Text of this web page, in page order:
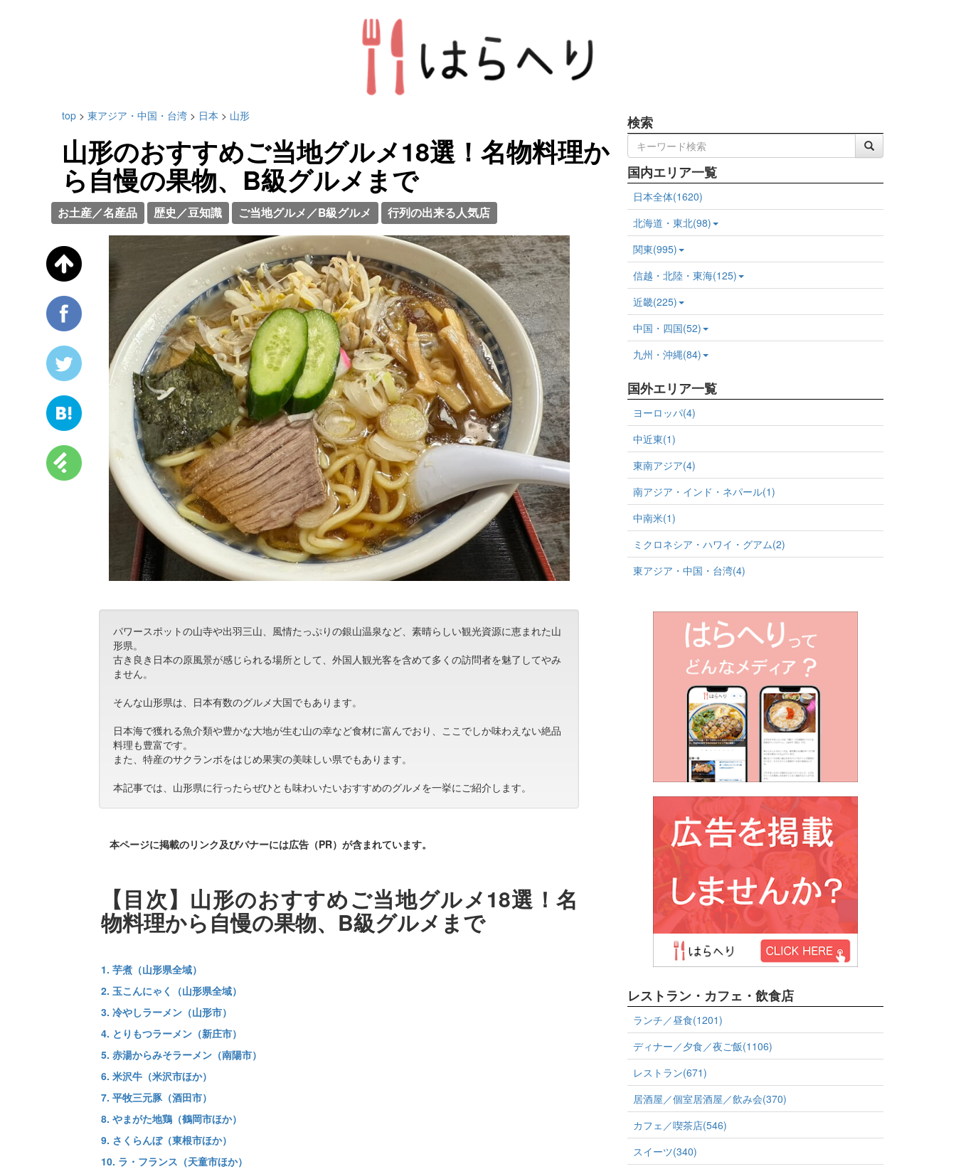
top > 東アジア・中国・台湾 > 日本 > 山形
山形のおすすめご当地グルメ18選！名物料理か
ら自慢の果物、B級グルメまで
お土産／名産品 歴史／豆知識 ご当地グルメ／B級グルメ 行列の出来る人気店
パワースポットの山寺や出羽三山、風情たっぷりの銀山温泉など、素晴らしい観光資源に恵まれた山
形県。
古き良き日本の原風景が感じられる場所として、外国人観光客を含めて多くの訪問者を魅了してやみ
ません。
そんな山形県は、日本有数のグルメ大国でもあります。
日本海で獲れる魚介類や豊かな大地が生む山の幸など食材に富んでおり、ここでしか味わえない絶品
料理も豊富です。
また、特産のサクランボをはじめ果実の美味しい県でもあります。
本記事では、山形県に行ったらぜひとも味わいたいおすすめのグルメを一挙にご紹介します。
本ページに掲載のリンク及びバナーには広告（PR）が含まれています。
【目次】山形のおすすめご当地グルメ18選！名
物料理から自慢の果物、B級グルメまで
1. 芋煮（山形県全域）
2. 玉こんにゃく（山形県全域）
3. 冷やしラーメン（山形市）
4. とりもつラーメン（新庄市）
5. 赤湯からみそラーメン（南陽市）
6. 米沢牛（米沢市ほか）
7. 平牧三元豚（酒田市）
8. やまがた地鶏（鶴岡市ほか）
9. さくらんぼ（東根市ほか）
10. ラ・フランス（天童市ほか）
検索
国内エリア一覧
日本全体(1620)
北海道・東北(98)
関東(995)
信越・北陸・東海(125)
近畿(225)
中国・四国(52)
九州・沖縄(84)
国外エリア一覧
ヨーロッパ(4)
中近東(1)
東南アジア(4)
南アジア・インド・ネパール(1)
中南米(1)
ミクロネシア・ハワイ・グアム(2)
東アジア・中国・台湾(4)
レストラン・カフェ・飲食店
ランチ／昼食(1201)
ディナー／夕食／夜ご飯(1106)
レストラン(671)
居酒屋／個室居酒屋／飲み会(370)
カフェ／喫茶店(546)
スイーツ(340)